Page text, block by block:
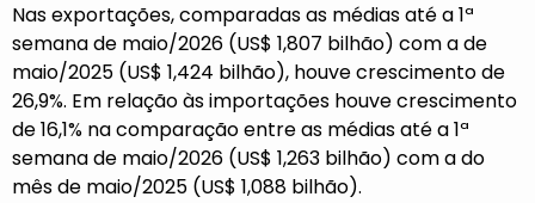
Nas exportações, comparadas as médias até a 1ª
semana de maio/2026 (US$ 1,807 bilhão) com a de
maio/2025 (US$ 1,424 bilhão), houve crescimento de
26,9%. Em relação às importações houve crescimento
de 16,1% na comparação entre as médias até a 1ª
semana de maio/2026 (US$ 1,263 bilhão) com a do
mês de maio/2025 (US$ 1,088 bilhão).